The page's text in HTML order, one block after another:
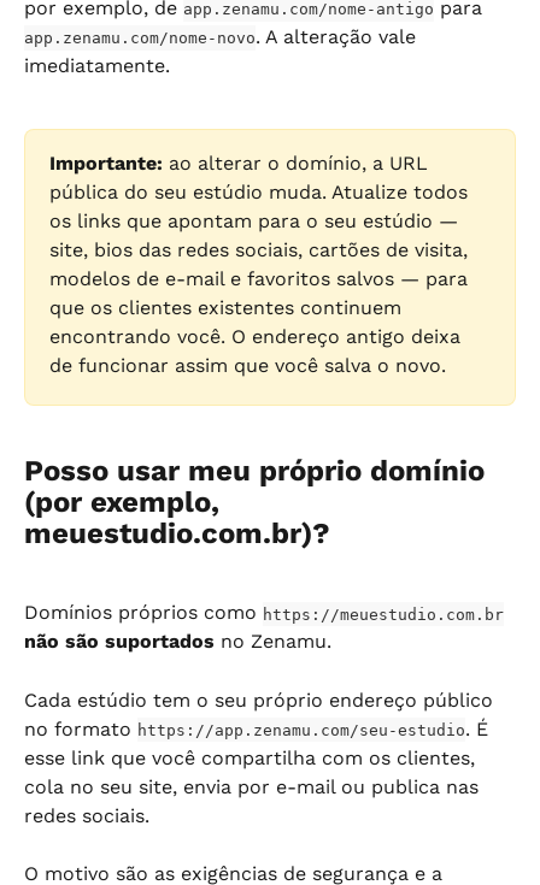
por exemplo, de app.zenamu.com/nome-antigo para
app.zenamu.com/nome-novo. A alteração vale
imediatamente.
Importante: ao alterar o domínio, a URL
pública do seu estúdio muda. Atualize todos
os links que apontam para o seu estúdio —
site, bios das redes sociais, cartões de visita,
modelos de e-mail e favoritos salvos — para
que os clientes existentes continuem
encontrando você. O endereço antigo deixa
de funcionar assim que você salva o novo.
Posso usar meu próprio domínio
(por exemplo,
meuestudio.com.br)?
Domínios próprios como https://meuestudio.com.br
não são suportados no Zenamu.
Cada estúdio tem o seu próprio endereço público
no formato https://app.zenamu.com/seu-estudio. É
esse link que você compartilha com os clientes,
cola no seu site, envia por e-mail ou publica nas
redes sociais.
O motivo são as exigências de segurança e a